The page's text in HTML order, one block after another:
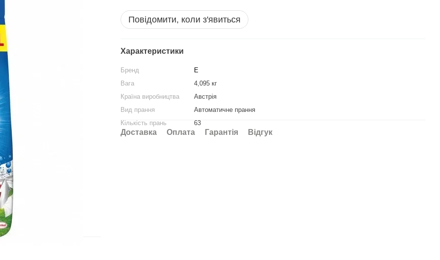
Повідомити, коли з'явиться
Характеристики
Бренд
E
Вага
4,095 кг
Країна виробництва
Австрія
Вид прання
Автоматичне прання
Кількість прань
63
Доставка Оплата Гарантія Відгук